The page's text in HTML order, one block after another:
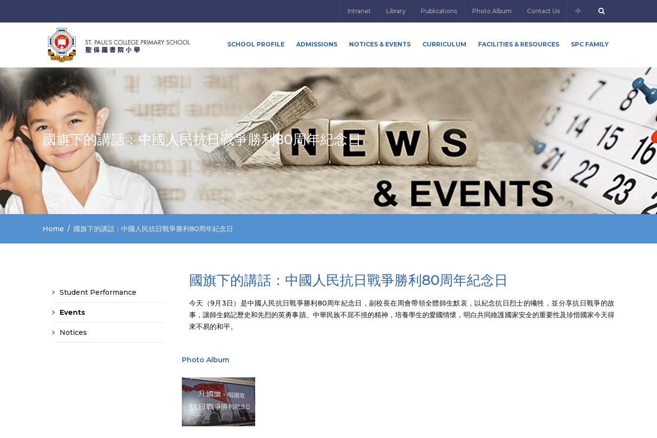
Intranet Library Publications Photo Album Contact Us 中
SCHOOL PROFILE ADMISSIONS NOTICES & EVENTS CURRICULUM FACILITIES & RESOURCES SPC FAMILY
國旗下的講話：中國人民抗日戰爭勝利80周年紀念日
Home 國旗下的講話：中國人民抗日戰爭勝利80周年紀念日
Student Performance
Events
Notices
國旗下的講話：中國人民抗日戰爭勝利80周年紀念日
今天（9月3日）是中國人民抗日戰爭勝利80周年紀念日，副校長在周會帶領全體師生默哀，以紀念抗日烈士的犧牲，並分享抗日戰爭的故
事，讓師生銘記歷史和先烈的英勇事蹟、中華民族不屈不撓的精神，培養學生的愛國情懷，明白共同維護國家安全的重要性及珍惜國家今天得
來不易的和平。
Photo Album